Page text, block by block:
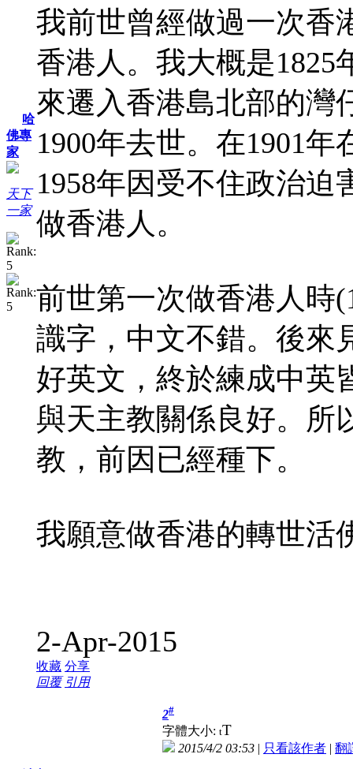
哈
佛專
家
天下
一家
我前世曾經做過一次香
香港人。我大概是
來遷入香港島北部的灣
1900年去世。在1901
1958年因受不住政治
做香港人。
前世第一次做香港人時
識字，中文不錯。後來
好英文，終於練成中英
與天主教關係良好。所
教，前因已經種下。
我願意做香港的轉世活
2-Apr-2015
收藏 分享
回覆 引用
2#
字體大小: tT
2015/4/2 03:53 | 只看該作者 | 翻